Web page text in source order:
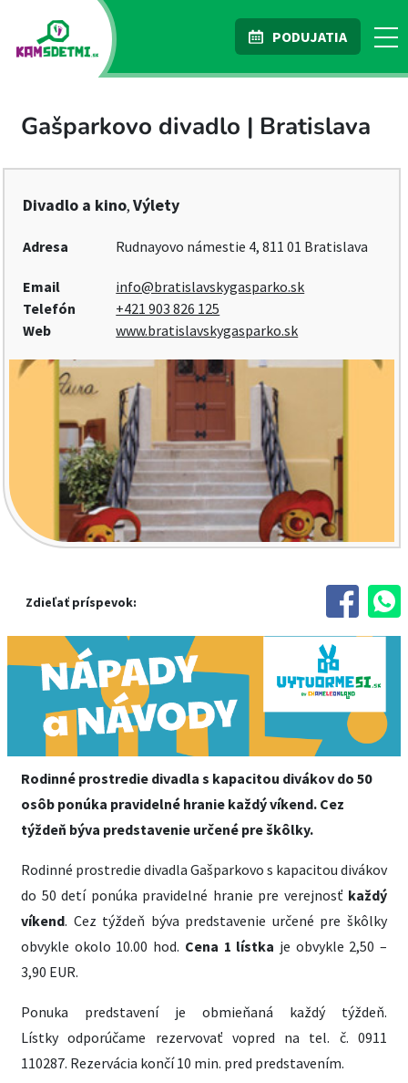
PODUJATIA
Gašparkovo divadlo | Bratislava
Divadlo a kino, Výlety
Adresa Rudnayovo námestie 4, 811 01 Bratislava
Email
info@bratislavskygasparko.sk
Telefón
+421 903 826 125
Web
www.bratislavskygasparko.sk
Zdieľať príspevok:
Rodinné prostredie divadla s kapacitou divákov do 50
osôb ponúka pravidelné hranie každý víkend. Cez
týždeň býva predstavenie určené pre škôlky.
Rodinné prostredie divadla Gašparkovo s kapacitou divákov
do 50 detí ponúka pravidelné hranie pre verejnosť každý
víkend. Cez týždeň býva predstavenie určené pre škôlky
obvykle okolo 10.00 hod. Cena 1 lístka je obvykle 2,50 –
3,90 EUR.
Ponuka predstavení je obmieňaná každý týždeň.
Lístky odporúčame rezervovať vopred na tel. č. 0911
110287. Rezervácia končí 10 min. pred predstavením.